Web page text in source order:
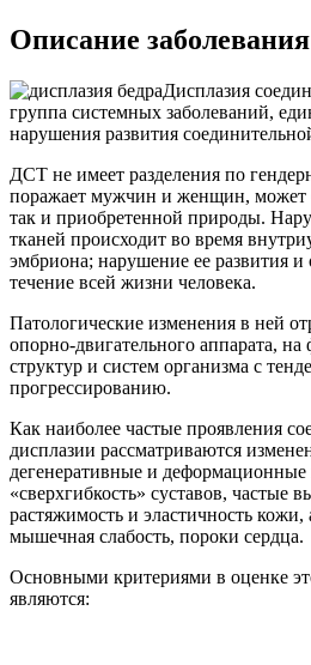
Описание заболевания
Дисплазия
группа системных заболеваний,
нарушения развития
ДСТ не имеет разделения по
поражает мужчин и женщин, может
так и приобретенной природы.
тканей происходит во время
эмбриона; нарушение ее развития
течение всей жизни человека.
Патологические изменения в ней
опорно-двигательного аппарата,
структур и систем организма с
прогрессированию.
Как наиболее частые проявления
дисплазии рассматриваются
дегенеративные и деформационные
«сверхгибкость» суставов, частые
растяжимость и эластичность
мышечная слабость, пороки сердца.
Основными критериями в оценке
являются: